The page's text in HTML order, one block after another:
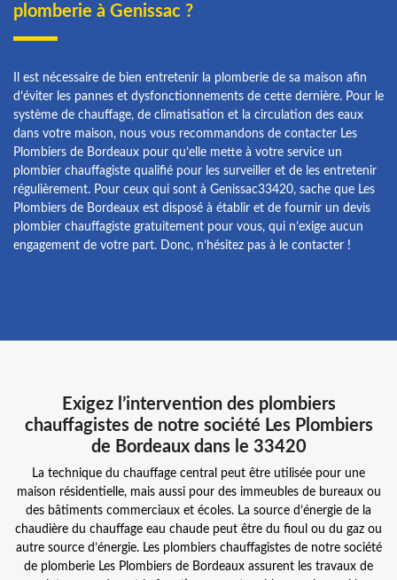
plomberie à Genissac ?
Il est nécessaire de bien entretenir la plomberie de sa maison afin
d’éviter les pannes et dysfonctionnements de cette dernière. Pour le
système de chauffage, de climatisation et la circulation des eaux
dans votre maison, nous vous recommandons de contacter Les
Plombiers de Bordeaux pour qu’elle mette à votre service un
plombier chauffagiste qualifié pour les surveiller et de les entretenir
régulièrement. Pour ceux qui sont à Genissac33420, sache que Les
Plombiers de Bordeaux est disposé à établir et de fournir un devis
plombier chauffagiste gratuitement pour vous, qui n’exige aucun
engagement de votre part. Donc, n’hésitez pas à le contacter !
Exigez l’intervention des plombiers
chauffagistes de notre société Les Plombiers
de Bordeaux dans le 33420
La technique du chauffage central peut être utilisée pour une
maison résidentielle, mais aussi pour des immeubles de bureaux ou
des bâtiments commerciaux et écoles. La source d’énergie de la
chaudière du chauffage eau chaude peut être du fioul ou du gaz ou
autre source d’énergie. Les plombiers chauffagistes de notre société
de plomberie Les Plombiers de Bordeaux assurent les travaux de